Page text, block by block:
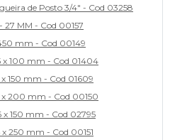
de Posto 3/4" - Cod 03258
27 MM - Cod 00157
mm - Cod 00149
x 100 mm - Cod 01404
150 mm - Cod 01609
200 mm - Cod 00150
150 mm - Cod 02795
250 mm - Cod 00151